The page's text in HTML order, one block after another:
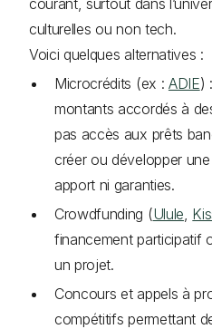
culturelles ou non tech.
Voici quelques alternatives :
Microcrédits (ex : ADIE)
montants accordés à
pas accès aux prêts
créer ou développer
apport ni garanties.
Crowdfunding (Ulule
financement participatif
un projet.
Concours et appels à
compétitifs permettant